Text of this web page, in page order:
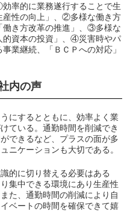
率的に業務遂行することで生
産性の向上」、②多様な働き方
働き方改革の推進」、③多様な
的資本の投資」、④災害時やパ
業継続、「ＢＣＰへの対応」
内の声
にするとともに、効率よく業
ている。通勤時間を削減でき
できるなど、プラスの面が多
ニケーションも大切である。
的に切り替える必要はある
集中できる環境にあり生産性
た、通勤時間の削減により自
ベートの時間を確保できて嬉